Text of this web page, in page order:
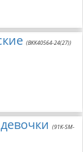
(BKK40564-24(27))
(91K-SM-